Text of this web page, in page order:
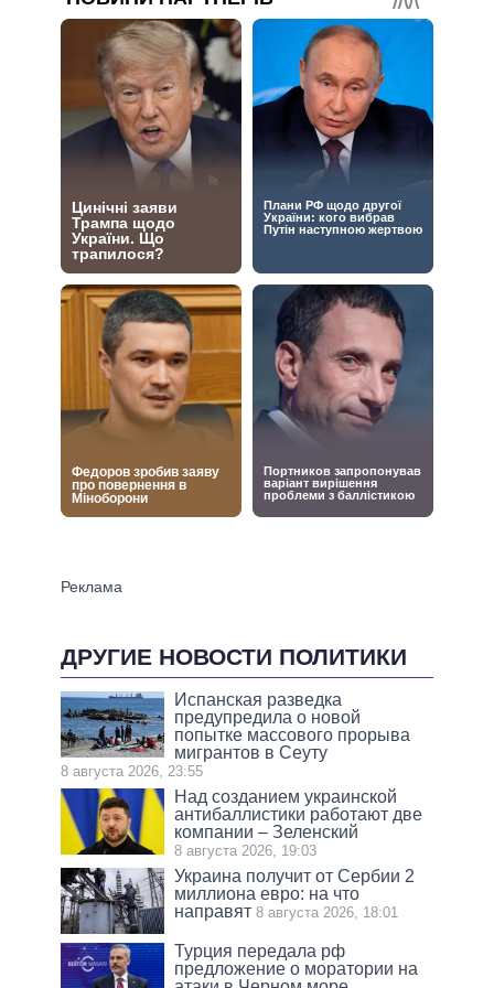
ДРУГИЕ НОВОСТИ ПОЛИТИКИ
Испанская разведка
предупредила о новой
попытке массового прорыва
мигрантов в Сеуту
8 августа 2026, 23:55
Над созданием украинской
антибаллистики работают две
компании – Зеленский
8 августа 2026, 19:03
Украина получит от Сербии 2
миллиона евро: на что
направят 8 августа 2026, 18:01
Турция передала рф
предложение о моратории на